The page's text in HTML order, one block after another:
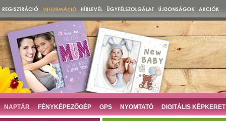
NAPTÁR FÉNYKÉPEZŐGÉP GPS NYOMTATÓ DIGITÁLIS KÉPKERET